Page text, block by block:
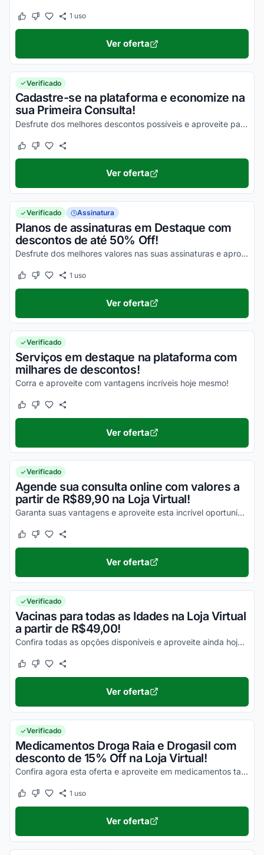
Este cupom funcionou
Este cupom não funcionou
1 uso
Ver oferta
Verificado
Cadastre-se na plataforma e economize na
sua Primeira Consulta!
Desfrute dos melhores descontos possíveis e aproveite para economizar!
Este cupom funcionou
Este cupom não funcionou
Ver oferta
Verificado Assinatura
Planos de assinaturas em Destaque com
descontos de até 50% Off!
Desfrute dos melhores valores nas suas assinaturas e aproveite para economizar!
Este cupom funcionou
Este cupom não funcionou
1 uso
Ver oferta
Verificado
Serviços em destaque na plataforma com
milhares de descontos!
Corra e aproveite com vantagens incríveis hoje mesmo!
Este cupom funcionou
Este cupom não funcionou
Ver oferta
Verificado
Agende sua consulta online com valores a
partir de R$89,90 na Loja Virtual!
Garanta suas vantagens e aproveite esta incrível oportunidade para economizar!
Este cupom funcionou
Este cupom não funcionou
Ver oferta
Verificado
Vacinas para todas as Idades na Loja Virtual
a partir de R$49,00!
Confira todas as opções disponíveis e aproveite ainda hoje com milhares de benefícios!
Este cupom funcionou
Este cupom não funcionou
Ver oferta
Verificado
Medicamentos Droga Raia e Drogasil com
desconto de 15% Off na Loja Virtual!
Confira agora esta oferta e aproveite em medicamentos tarjados e com prescrição!
Este cupom funcionou
Este cupom não funcionou
1 uso
Ver oferta